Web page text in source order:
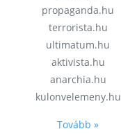
propaganda.hu
terrorista.hu
ultimatum.hu
aktivista.hu
anarchia.hu
kulonvelemeny.hu
Tovább »